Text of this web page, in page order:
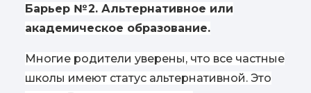
Барьер № 2. Альтернативное или
академическое образование.
Многие родители уверены, что все частные
школы имеют статус альтернативной. Это